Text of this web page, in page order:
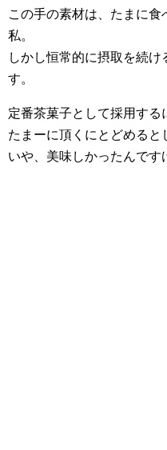
この手の素材は、たまに
私。
しかし恒常的に摂取を続
す。
定番茶菓子として採用する
たまーに頂くにとどめると
いや、美味しかったんです